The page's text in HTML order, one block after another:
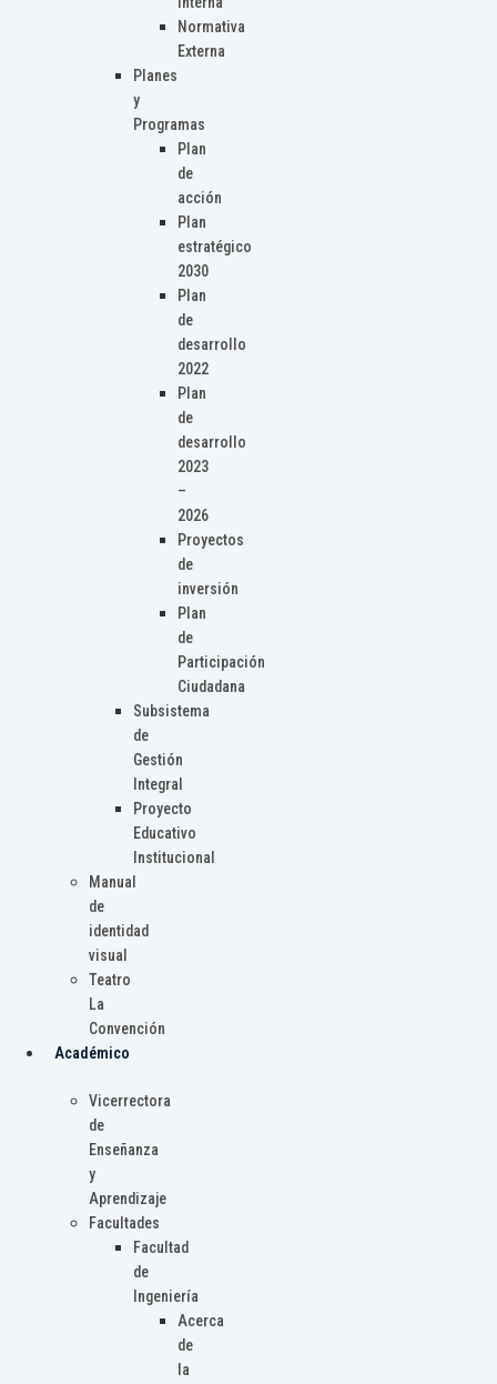
Normativa
Externa
Planes
y
Programas
Plan
de
acción
Plan
estratégico
2030
Plan
de
desarrollo
2022
Plan
de
desarrollo
2023
–
2026
Proyectos
de
inversión
Plan
de
Participación
Ciudadana
Subsistema
de
Gestión
Integral
Proyecto
Educativo
Institucional
Manual
de
identidad
visual
Teatro
La
Convención
Académico
Vicerrectora
de
Enseñanza
y
Aprendizaje
Facultades
Facultad
de
Ingeniería
Acerca
de
la